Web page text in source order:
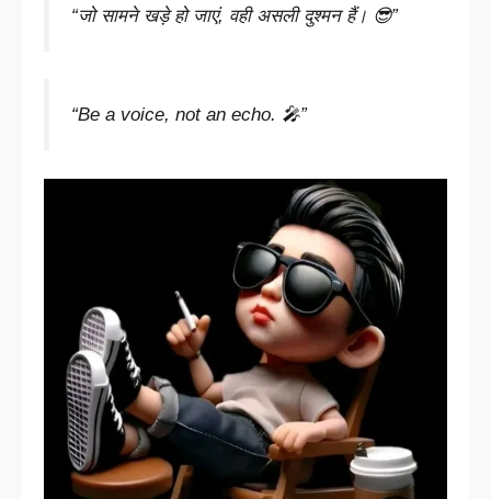
“जो सामने खड़े हो जाएं, वही असली दुश्मन हैं। 😎”
“Be a voice, not an echo. 🎤”